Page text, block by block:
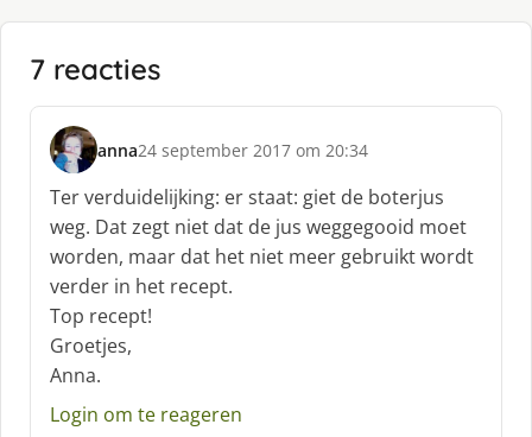
7 reacties
anna
s
c
h
r
e
e
f
:
24 september 2017 om 20:34
Ter verduidelijking: er staat: giet de boterjus
weg. Dat zegt niet dat de jus weggegooid moet
worden, maar dat het niet meer gebruikt wordt
verder in het recept.
Top recept!
Groetjes,
Anna.
Login om te reageren